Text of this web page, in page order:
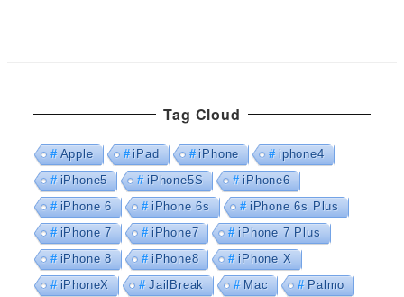
Tag Cloud
Apple iPad iPhone
iphone4
iPhone5
iPhone5S
iPhone6
iPhone 6
iPhone 6s
iPhone 6s Plus
iPhone 7
iPhone7
iPhone 7 Plus
iPhone 8
iPhone8
iPhone X
iPhoneX
JailBreak Mac
Palmo